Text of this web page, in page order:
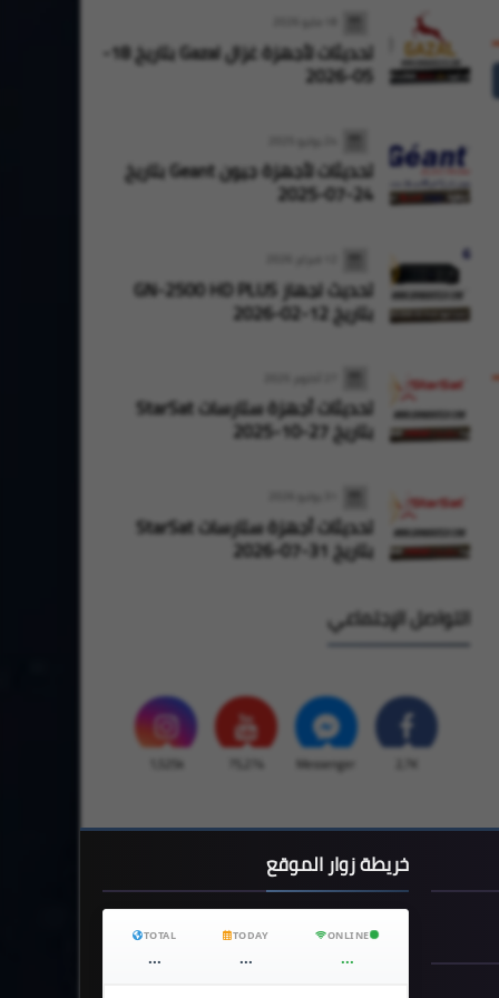
05-2026
تحديثات لأجهزة جيون Geant بتاريخ
24-07-2025
تحديث لجهاز GN-2500 HD PLUS
بتاريخ 12-02-2026
تحديثات أجهزة ستارسات StarSat
بتاريخ 27-10-2025
تحديثات أجهزة ستارسات StarSat
بتاريخ 31-07-2026
التواصل الإجتماعي
2,7K
Messenger
75,274
1,525k
خريطة زوار الموقع
TOTAL
...
TODAY
...
ONLINE
...